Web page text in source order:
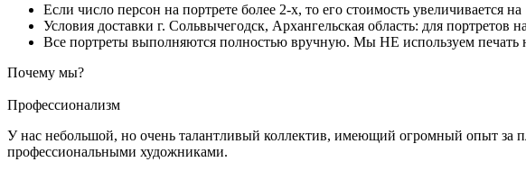
Если число персон на портрете более 2-х, то его стоимость увеличивается
Условия доставки г. Сольвычегодск, Архангельская область: для
Все портреты выполняются полностью вручную. Мы НЕ используем печать
Почему мы?
Профессионализм
У нас небольшой, но очень талантливый коллектив, имеющий огромный опыт за
профессиональными художниками.